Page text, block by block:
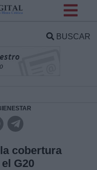
BUSCAR
cobertura
G20